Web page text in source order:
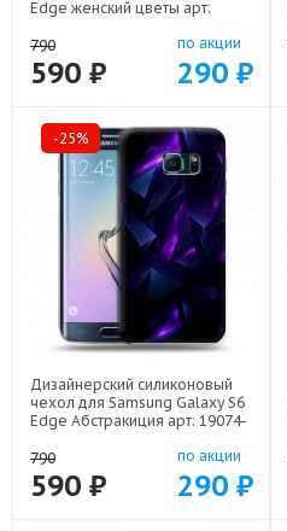
Edge женский цветы арт:
790
590 ₽
по акции
290 ₽
-25%
Дизайнерский силиконовый
чехол для Samsung Galaxy S6
Edge Абстракиция арт: 19074-
790
590 ₽
по акции
290 ₽